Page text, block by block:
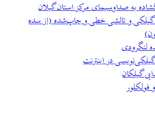
به صداوسیمای مرکز استان گیلان
گيلکی و تالشی خطی و چاپ‌شده (از سده
لنگرودی
در اينترنت
گیلکان
فولکلور